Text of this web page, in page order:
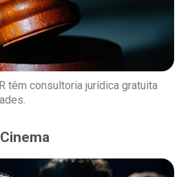
têm consultoria jurídica gratuita